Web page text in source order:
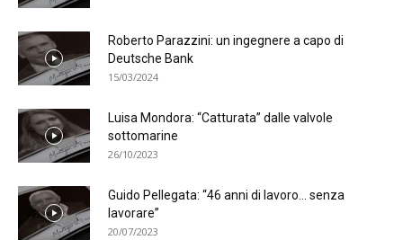
Roberto Parazzini: un ingegnere a capo di
Deutsche Bank
15/03/2024
Luisa Mondora: “Catturata” dalle valvole
sottomarine
26/10/2023
Guido Pellegata: “46 anni di lavoro… senza
lavorare”
20/07/2023